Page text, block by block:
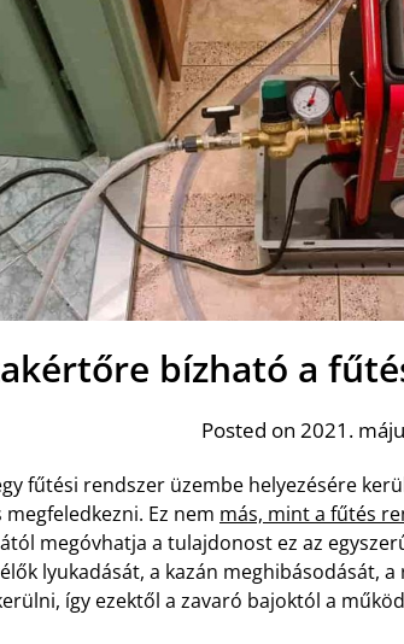
bízható a
Posted on 2021.
fűtési rendszer üzembe helyezésére
Ez nem más, mint a fűtés
megóvhatja a tulajdonost ez az
lyukadását, a kazán meghibásodását,
így ezektől a zavaró bajoktól a